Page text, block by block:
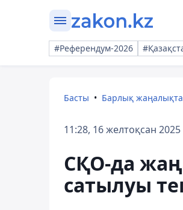
#Референдум-2026
Басты Барлық
11:28, 16 желтоқсан 2025
СҚО-да
сатылуы